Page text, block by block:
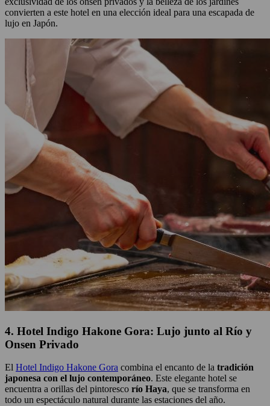
convierten a este hotel en una elección ideal para una escapada de
lujo en Japón.
4. Hotel Indigo Hakone Gora: Lujo junto al Río y
Onsen Privado
El Hotel Indigo Hakone Gora combina el encanto de la tradición
japonesa con el lujo contemporáneo. Este elegante hotel se
encuentra a orillas del pintoresco río Haya, que se transforma en
todo un espectáculo natural durante las estaciones del año.